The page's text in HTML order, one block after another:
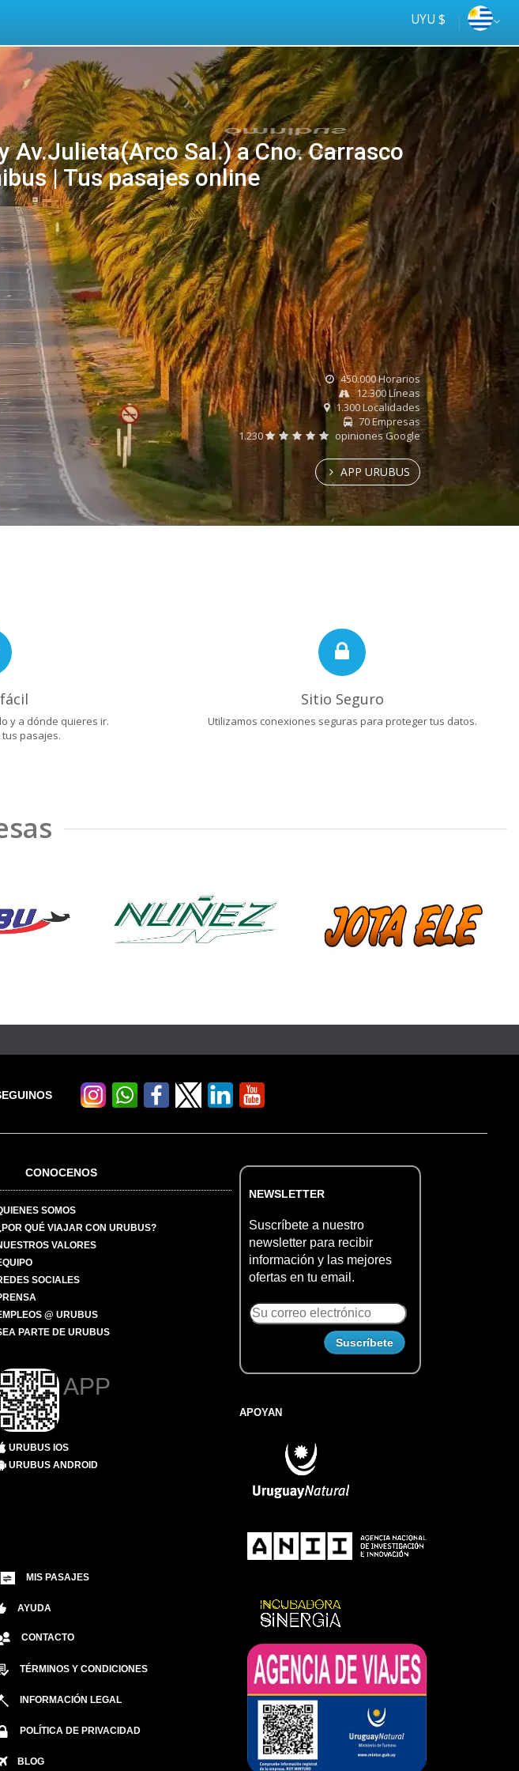
UYU $
Av.Julieta(Arco Sal.) a Cno. Carrasco
| Tus pasajes online
online
Tus
ómnibus
450.000 Horarios
12.300 Líneas
1.300 Localidades
70 Empresas
1.230
opiniones Google
APP URUBUS
y a dónde quieres ir.
pasajes.
Sitio Seguro
Utilizamos conexiones seguras para proteger tus datos.
CONOCENOS
SOMOS
QUÉ VIAJAR CON URUBUS?
VALORES
SOCIALES
@ URUBUS
PARTE DE URUBUS
APP
URUBUS IOS
URUBUS ANDROID
MIS PASAJES
AYUDA
CONTACTO
TÉRMINOS Y CONDICIONES
INFORMACIÓN LEGAL
POLÍTICA DE PRIVACIDAD
BLOG
NEWSLETTER
Suscríbete a nuestro
newsletter para recibir
información y las mejores
ofertas en tu email.
APOYAN